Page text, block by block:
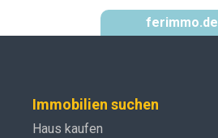
ferimmo.de
Immobilien suchen
Haus kaufen